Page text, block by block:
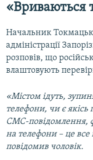
«Вриваються
Начальник
адміністрації
розповів, що
влаштовують
«Містом ідуть,
телефони, чи є
СМС-повідомлення,
на телефони – це все
повідомив чоловік.